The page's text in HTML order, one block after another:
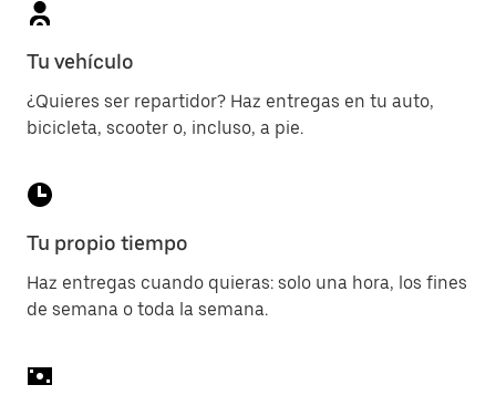
Tu vehículo
¿Quieres ser repartidor? Haz entregas en tu auto,
bicicleta, scooter o, incluso, a pie.
Tu propio tiempo
Haz entregas cuando quieras: solo una hora, los fines
de semana o toda la semana.